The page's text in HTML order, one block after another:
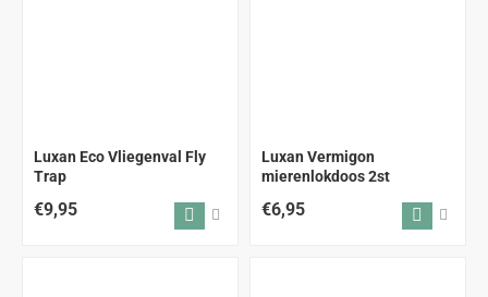
Luxan Eco Vliegenval Fly
Trap
€9,95
Luxan Vermigon
mierenlokdoos 2st
€6,95